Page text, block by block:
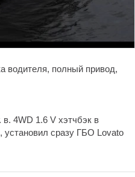
водителя, полный привод,
4WD 1.6 V хэтчбэк в
установил сразу ГБО Lovato
день 29.10.2016 пробег
86тыс. и ни разу он нас